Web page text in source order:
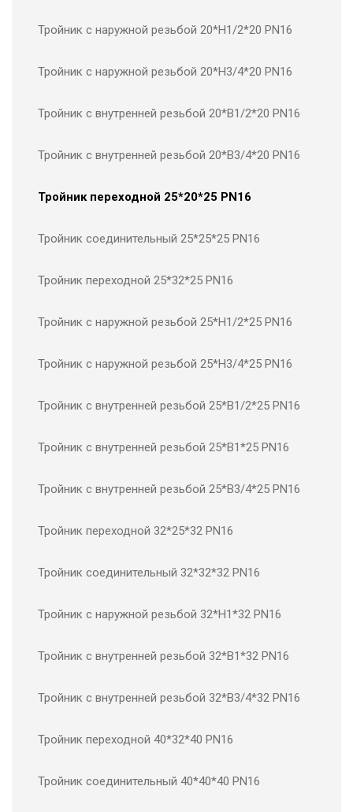
Тройник с наружной резьбой 20*Н1/2*20 PN16
Тройник с наружной резьбой 20*Н3/4*20 PN16
Тройник с внутренней резьбой 20*В1/2*20 PN16
Тройник с внутренней резьбой 20*В3/4*20 PN16
Тройник переходной 25*20*25 PN16
Тройник соединительный 25*25*25 PN16
Тройник переходной 25*32*25 PN16
Тройник с наружной резьбой 25*Н1/2*25 PN16
Тройник с наружной резьбой 25*Н3/4*25 PN16
Тройник с внутренней резьбой 25*В1/2*25 PN16
Тройник с внутренней резьбой 25*В1*25 PN16
Тройник с внутренней резьбой 25*В3/4*25 PN16
Тройник переходной 32*25*32 PN16
Тройник соединительный 32*32*32 PN16
Тройник с наружной резьбой 32*Н1*32 PN16
Тройник с внутренней резьбой 32*В1*32 PN16
Тройник с внутренней резьбой 32*В3/4*32 PN16
Тройник переходной 40*32*40 PN16
Тройник соединительный 40*40*40 PN16